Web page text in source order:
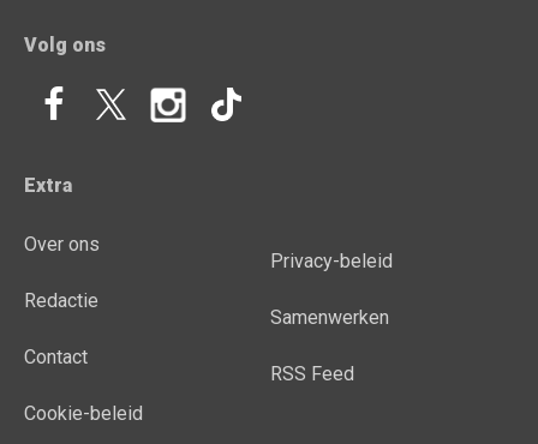
Volg ons
Extra
Over ons
Redactie
Contact
Cookie-beleid
Privacy-beleid
Samenwerken
RSS Feed